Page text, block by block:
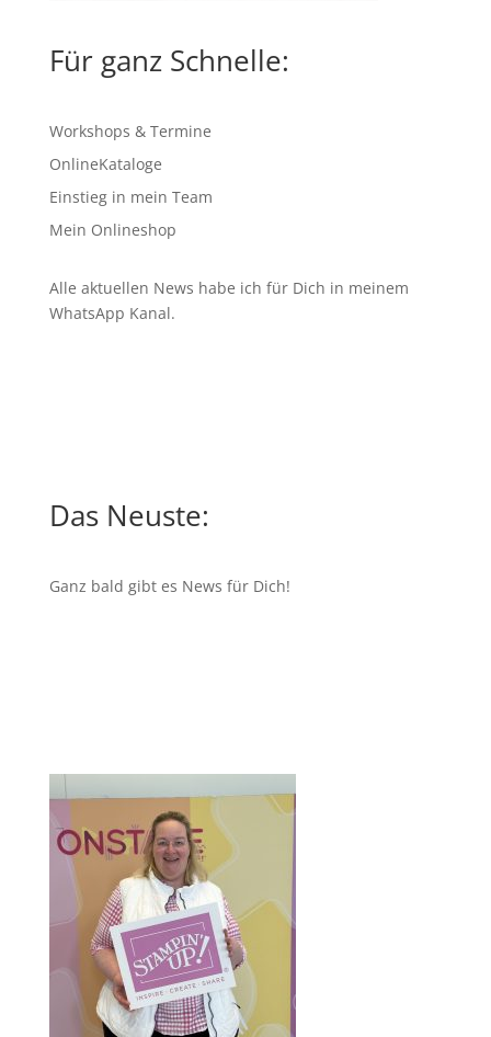
Für ganz Schnelle:
Workshops & Termine
OnlineKataloge
Einstieg in mein Team
Mein Onlineshop
Alle aktuellen News habe ich für Dich in meinem
WhatsApp Kanal.
Das Neuste:
Ganz bald gibt es News für Dich!